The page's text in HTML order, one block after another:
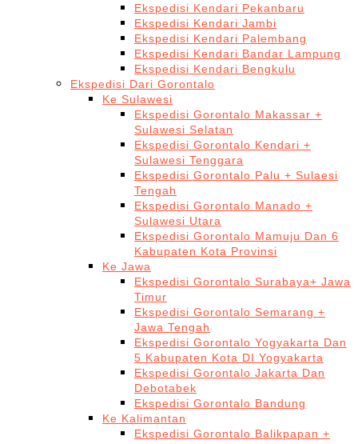
Ekspedisi Kendari Pekanbaru
Ekspedisi Kendari Jambi
Ekspedisi Kendari Palembang
Ekspedisi Kendari Bandar Lampung
Ekspedisi Kendari Bengkulu
Ekspedisi Dari Gorontalo
Ke Sulawesi
Ekspedisi Gorontalo Makassar +
Sulawesi Selatan
Ekspedisi Gorontalo Kendari +
Sulawesi Tenggara
Ekspedisi Gorontalo Palu + Sulaesi
Tengah
Ekspedisi Gorontalo Manado +
Sulawesi Utara
Ekspedisi Gorontalo Mamuju Dan 6
Kabupaten Kota Provinsi
Ke Jawa
Ekspedisi Gorontalo Surabaya+ Jawa
Timur
Ekspedisi Gorontalo Semarang +
Jawa Tengah
Ekspedisi Gorontalo Yogyakarta Dan
5 Kabupaten Kota DI Yogyakarta
Ekspedisi Gorontalo Jakarta Dan
Debotabek
Ekspedisi Gorontalo Bandung
Ke Kalimantan
Ekspedisi Gorontalo Balikpapan +